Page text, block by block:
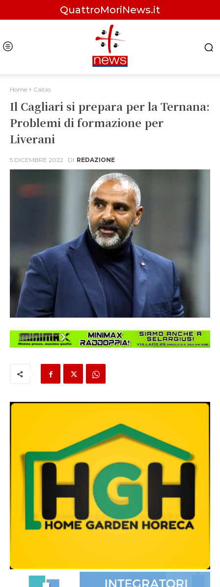
QuattroMoriNews.it
Home Calcio
Il Cagliari si prepara per la Ternana:
Problemi di formazione per
Liverani
5 DICEMBRE 2022 DI REDAZIONE